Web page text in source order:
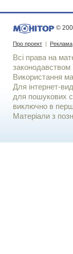
©
Про проект | Реклама
Всі права на
законодавством
Використання
Для iнтернет-
для пошукових
виключно в
Матеріали з